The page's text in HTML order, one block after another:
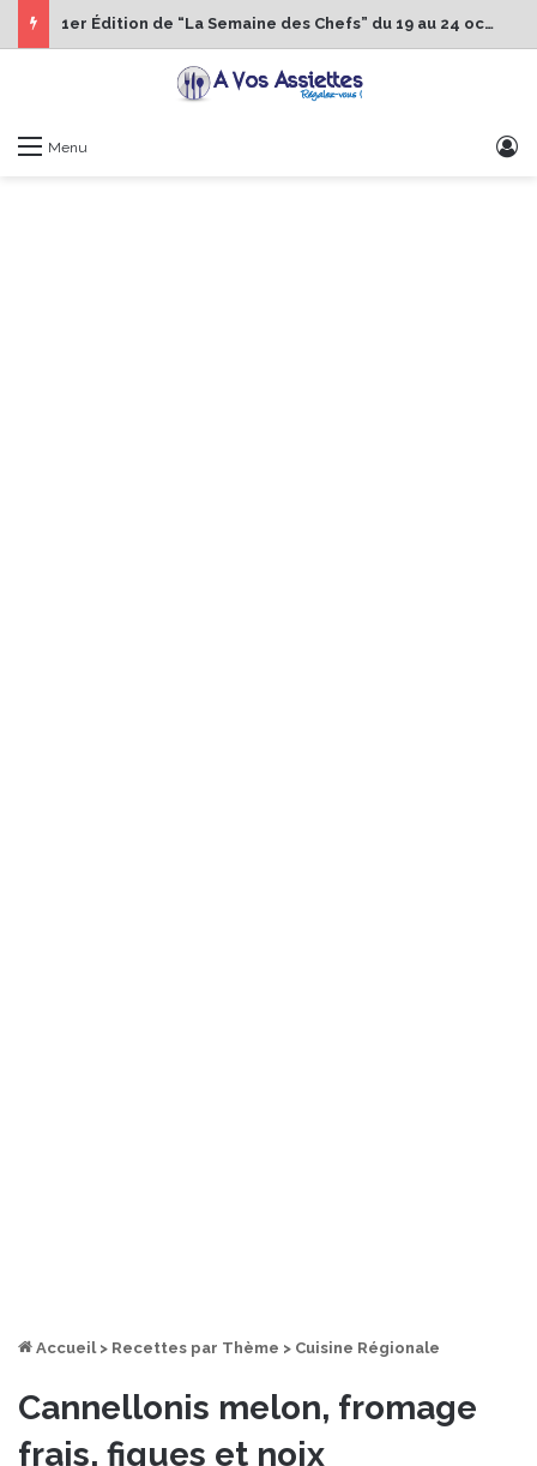
1er Édition de “La Semaine des Chefs” du 19 au 24 octobre 2026
Menu
Accueil > Recettes par Thème > Cuisine Régionale
Cannellonis melon, fromage
frais, figues et noix